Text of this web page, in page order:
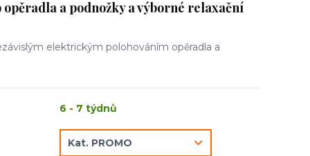
opěradla a podnožky a výborné relaxační
elektrickým polohováním opěradla a
6 - 7 týdnů